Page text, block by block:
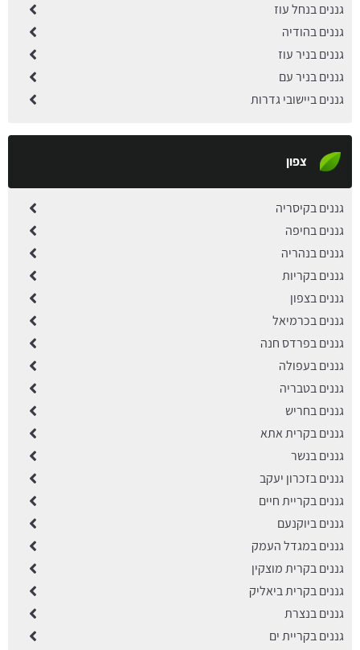
גננים בנחל עוז
גננים בהודיה
גננים בניר עוז
גננים בניר עם
גננים ביישובי גדרות
צפון
גננים בקיסריה
גננים בחיפה
גננים בנהריה
גננים בקריות
גננים בצפון
גננים בכרמיאל
גננים בפרדס חנה
גננים בעפולה
גננים בטבריה
גננים בחריש
גננים בקרית אתא
גננים בנשר
גננים בזכרון יעקב
גננים בקריית חיים
גננים ביוקנעם
גננים במגדל העמק
גננים בקרית מוצקין
גננים בקרית ביאליק
גננים בנצרת
גננים בקריית ים